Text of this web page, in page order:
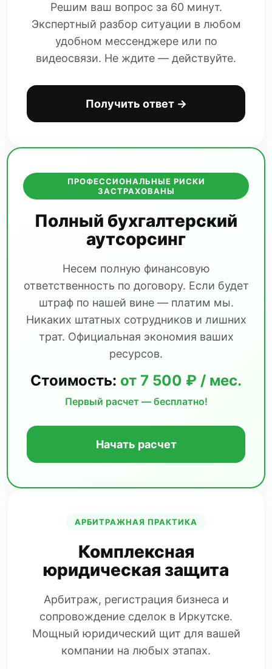
Решим ваш вопрос за 60 минут.
Экспертный разбор ситуации в любом
удобном мессенджере или по
видеосвязи. Не ждите — действуйте.
Получить ответ →
ПРОФЕССИОНАЛЬНЫЕ РИСКИ
ЗАСТРАХОВАНЫ
Полный бухгалтерский
аутсорсинг
Несем полную финансовую
ответственность по договору. Если будет
штраф по нашей вине — платим мы.
Никаких штатных сотрудников и лишних
трат. Официальная экономия ваших
ресурсов.
Стоимость: от 7 500 ₽ / мес.
Первый расчет — бесплатно!
Начать расчет
АРБИТРАЖНАЯ ПРАКТИКА
Комплексная
юридическая защита
Арбитраж, регистрация бизнеса и
сопровождение сделок в Иркутске.
Мощный юридический щит для вашей
компании на любых этапах.